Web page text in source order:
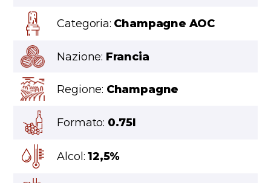
Categoria: Champagne AOC
Nazione: Francia
Regione: Champagne
Formato: 0.75l
Alcol:12,5%